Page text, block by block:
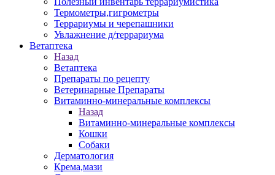
Термометры,гигрометры
Террариумы и черепашники
Увлажнение д/террариума
Ветаптека
Назад
Ветаптека
Препараты по рецепту
Ветеринарные Препараты
Витаминно-минеральные комплексы
Назад
Витаминно-минеральные комплексы
Кошки
Собаки
Дерматология
Крема,мази